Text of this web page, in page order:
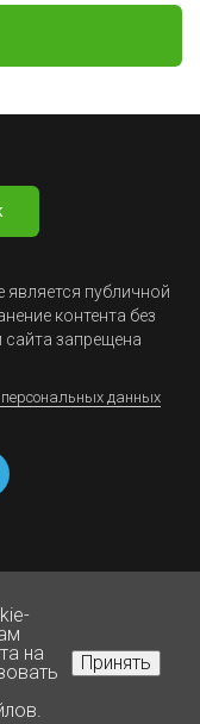
публичной
контента без
запрещена
данных
1999-2025
на
Принять